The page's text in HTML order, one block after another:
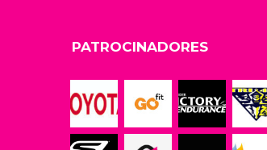
PATROCINADORES